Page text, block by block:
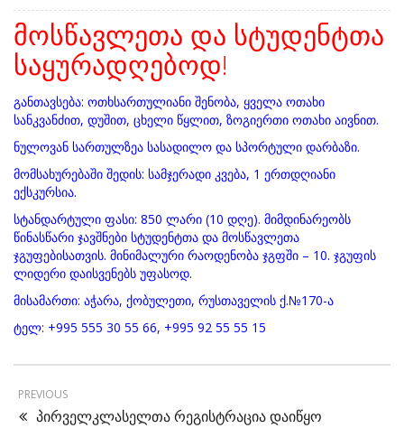
მოსწავლეთა და სტუდენტთა
საყურადღებოდ!
განთავსება: ოთხსართულიანი შენობა, ყველა ოთახი
სანკვანძით, დუშით, ცხელი წყლით, ზოგიერთი ოთახი აივნით.
ნულოვან სართულზეა სასადილო და სპორტული დარბაზი.
მომსახურებაში შედის: სამჯერადი კვება, 1 ერთდღიანი
ექსკურსია.
სტანდარტული ფასი: 850 ლარი (10 დღე). მიმდინარეობს
წინასწარი ჯავშნები სტუდენტთა და მოსწავლეთა
ჯგუფებისათვის. მინიმალური რაოდენობა ჯგფში – 10. ჯგუფის
ლიდერი დაისვენებს უფასოდ.
მისამართი: აჭარა, ქობულეთი, რუსთაველის ქ.№170-ა
ტელ: +995 555 30 55 66, +995 92 55 55 15
PREVIOUS
პირველკლასელთა რეგისტრაცია დაიწყო